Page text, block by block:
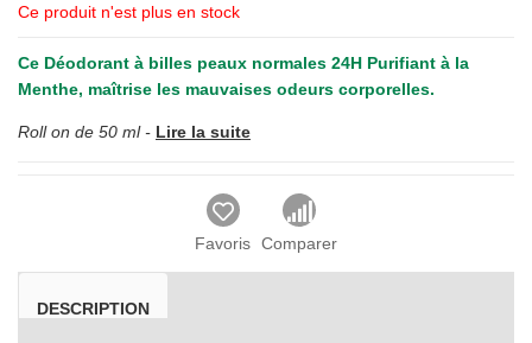
Ce produit n'est plus en stock
Ce Déodorant à billes peaux normales 24H Purifiant à la
Menthe, maîtrise les mauvaises odeurs corporelles.
Roll on de 50 ml - Lire la suite
Favoris Comparer
DESCRIPTION